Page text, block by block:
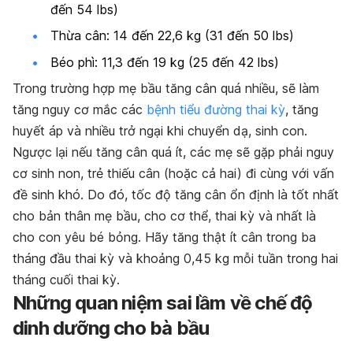
đến 54 lbs)
Thừa cân: 14 đến 22,6 kg (31 đến 50 lbs)
Béo phì: 11,3 đến 19 kg (25 đến 42 lbs)
Trong trường hợp mẹ bầu tăng cân quá nhiều, sẽ làm
tăng nguy cơ mắc các bệnh tiểu đường thai kỳ, tăng
huyết áp và nhiều trở ngại khi chuyển dạ, sinh con.
Ngược lại nếu tăng cân quá ít, các mẹ sẽ gặp phải nguy
cơ sinh non, trẻ thiếu cân (hoặc cả hai) đi cùng với vấn
đề sinh khó. Do đó, tốc độ tăng cân ổn định là tốt nhất
cho bản thân mẹ bầu, cho cơ thể, thai kỳ và nhất là
cho con yêu bé bỏng. Hãy tăng thật ít cân trong ba
tháng đầu thai kỳ và khoảng 0,45 kg mỗi tuần trong hai
tháng cuối thai kỳ.
Những quan niệm sai lầm về chế độ
dinh dưỡng cho bà bầu